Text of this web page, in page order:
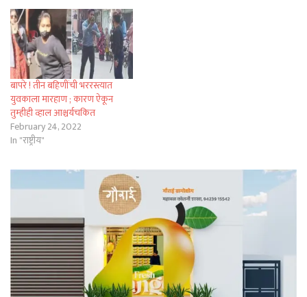
बापरे ! तीन बहिणींची भररस्त्यात
युवकाला मारहाण ; कारण ऐकून
तुम्हीही व्हाल आश्चर्यचकित
February 24, 2022
In "राष्ट्रीय"